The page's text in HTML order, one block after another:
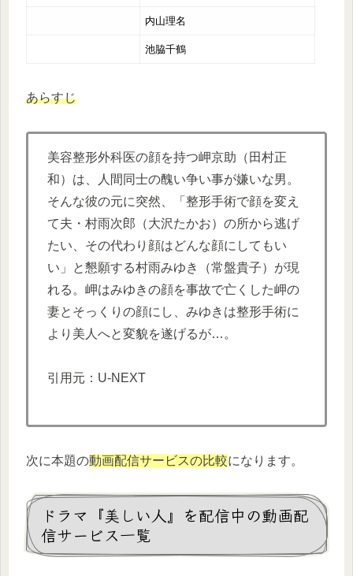
内山理名
池脇千鶴
あらすじ
美容整形外科医の顔を持つ岬京助（田村正
和）は、人間同士の醜い争い事が嫌いな男。
そんな彼の元に突然、「整形手術で顔を変え
て夫・村雨次郎（大沢たかお）の所から逃げ
たい、その代わり顔はどんな顔にしてもい
い」と懇願する村雨みゆき（常盤貴子）が現
れる。岬はみゆきの顔を事故で亡くした岬の
妻とそっくりの顔にし、みゆきは整形手術に
より美人へと変貌を遂げるが…。
引用元：U-NEXT
次に本題の動画配信サービスの比較になります。
ドラマ『美しい人』を配信中の動画配
信サービス一覧